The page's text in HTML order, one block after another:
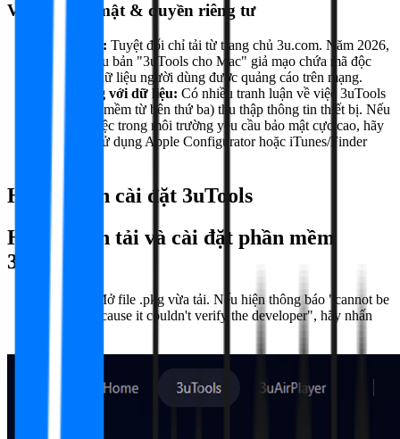
Vấn đề bảo mật & quyền riêng tư
Nguồn tải: Tuyệt đối chỉ tải từ trang chủ 3u.com. Năm 2026,
có rất nhiều bản "3uTools cho Mac" giả mạo chứa mã độc
đánh cắp dữ liệu người dùng được quảng cáo trên mạng.
Cẩn trọng với dữ liệu: Có nhiều tranh luận về việc 3uTools
(một phần mềm từ bên thứ ba) thu thập thông tin thiết bị. Nếu
bạn làm việc trong môi trường yêu cầu bảo mật cực cao, hãy
cân nhắc sử dụng Apple Configurator hoặc iTunes/Finder
Hướng dẫn cài đặt 3uTools
Hướng dẫn tải và cài đặt phần mềm
3uTools
Mở file .pkg vừa tải. Nếu hiện thông báo "cannot be
opened because it couldn't verify the developer", hãy nhấn